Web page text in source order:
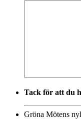
Tack för att du
Gröna Mötens